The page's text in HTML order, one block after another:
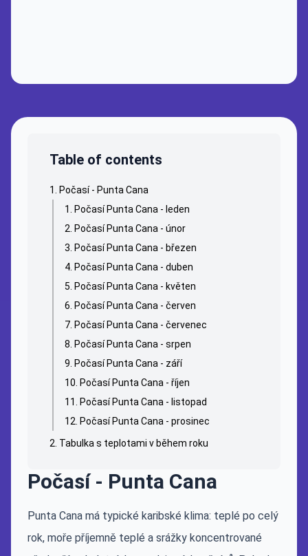
Table of contents
Počasí - Punta Cana
Počasí Punta Cana - leden
Počasí Punta Cana - únor
Počasí Punta Cana - březen
Počasí Punta Cana - duben
Počasí Punta Cana - květen
Počasí Punta Cana - červen
Počasí Punta Cana - červenec
Počasí Punta Cana - srpen
Počasí Punta Cana - září
Počasí Punta Cana - říjen
Počasí Punta Cana - listopad
Počasí Punta Cana - prosinec
Tabulka s teplotami v během roku
Počasí - Punta Cana
Punta Cana má typické karibské klima: teplé po celý
rok, moře příjemně teplé a srážky koncentrované